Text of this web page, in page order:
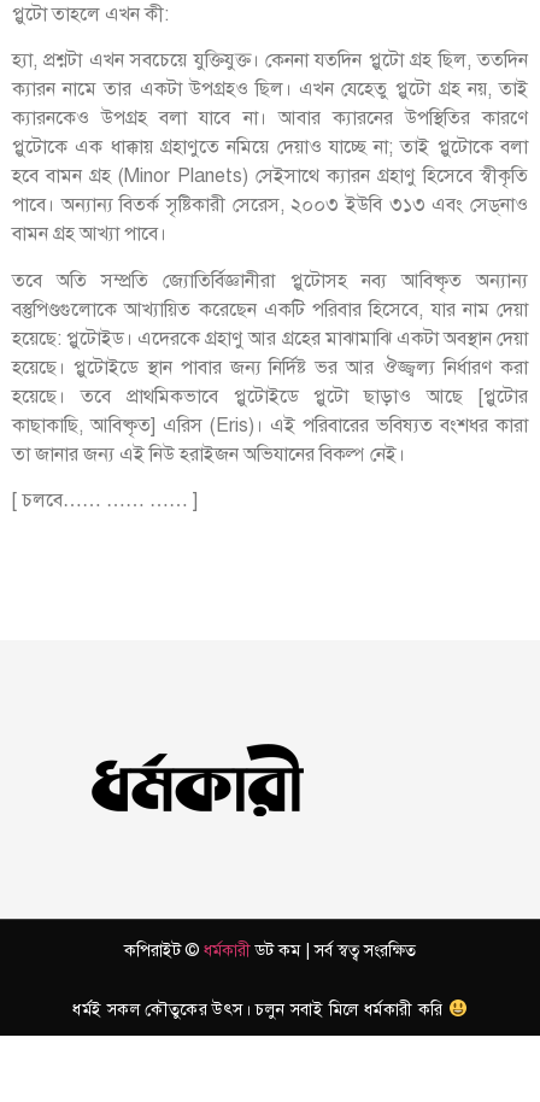
প্লুটো তাহলে এখন কী:
হ্যা, প্রশ্নটা এখন সবচেয়ে যুক্তিযুক্ত। কেননা যতদিন প্লুটো গ্রহ ছিল, ততদিন
ক্যারন নামে তার একটা উপগ্রহও ছিল। এখন যেহেতু প্লুটো গ্রহ নয়, তাই
ক্যারনকেও উপগ্রহ বলা যাবে না। আবার ক্যারনের উপস্থিতির কারণে
প্লুটোকে এক ধাক্কায় গ্রহাণুতে নমিয়ে দেয়াও যাচ্ছে না; তাই প্লুটোকে বলা
হবে বামন গ্রহ (Minor Planets) সেইসাথে ক্যারন গ্রহাণু হিসেবে স্বীকৃতি
পাবে। অন্যান্য বিতর্ক সৃষ্টিকারী সেরেস, ২০০৩ ইউবি ৩১৩ এবং সেড্‌নাও
বামন গ্রহ আখ্যা পাবে।
তবে অতি সম্প্রতি জ্যোতির্বিজ্ঞানীরা প্লুটোসহ নব্য আবিষ্কৃত অন্যান্য
বস্তুপিণ্ডগুলোকে আখ্যায়িত করেছেন একটি পরিবার হিসেবে, যার নাম দেয়া
হয়েছে: প্লুটোইড। এদেরকে গ্রহাণু আর গ্রহের মাঝামাঝি একটা অবস্থান দেয়া
হয়েছে। প্লুটোইডে স্থান পাবার জন্য নির্দিষ্ট ভর আর ঔজ্জ্বল্য নির্ধারণ করা
হয়েছে। তবে প্রাথমিকভাবে প্লুটোইডে প্লুটো ছাড়াও আছে [প্লুটোর
কাছাকাছি, আবিষ্কৃত] এরিস (Eris)। এই পরিবারের ভবিষ্যত বংশধর কারা
তা জানার জন্য এই নিউ হরাইজন অভিযানের বিকল্প নেই।
[ চলবে…… …… …… ]
কপিরাইট © ধর্মকারীডট কম | সর্ব স্বত্ব সংরক্ষিত
ধর্মই সকল কৌতুকের উৎস। চলুন সবাই মিলে ধর্মকারী করি